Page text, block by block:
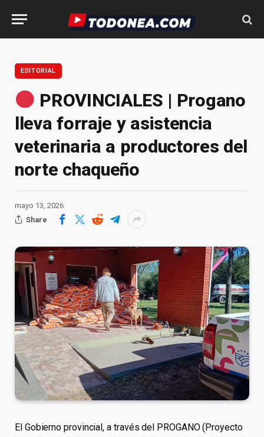
EDITORIAL
PROVINCIALES | Progano
lleva forraje y asistencia
veterinaria a productores del
norte chaqueño
mayo 13, 2026
Share
El Gobierno provincial, a través del PROGANO (Proyecto